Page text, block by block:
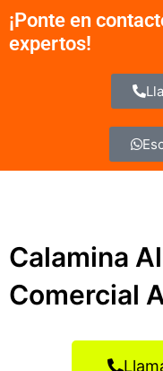
contenido
¡Ponte en
expertos!
Calamina
Comercial